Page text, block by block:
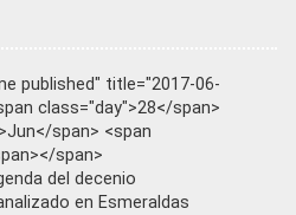
published" title="2017-06-
class="day">28</span>
span> <span
span>
del decenio
en Esmeraldas